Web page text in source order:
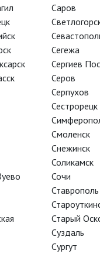
Московского
Данченко
в балетную труппу
конкурса
Международного
«Душа танца»
Danse» за
премия Dance
фестиваля
Саров
Сегежа
Сергиев
Серов
Серпухов
Сестрорецк
Смоленск
Снежинск
Соликамск
Сочи
Ставрополь
Старый
Суздаль
Сургут